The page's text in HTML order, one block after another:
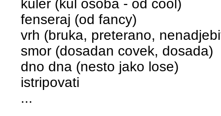
kuler (kul osoba - od cool)
fenseraj (od fancy)
vrh (bruka, preterano,
smor (dosadan covek, dosada)
dno dna (nesto jako lose)
istripovati
...